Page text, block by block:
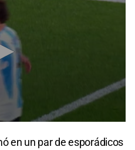
en un par de esporádicos